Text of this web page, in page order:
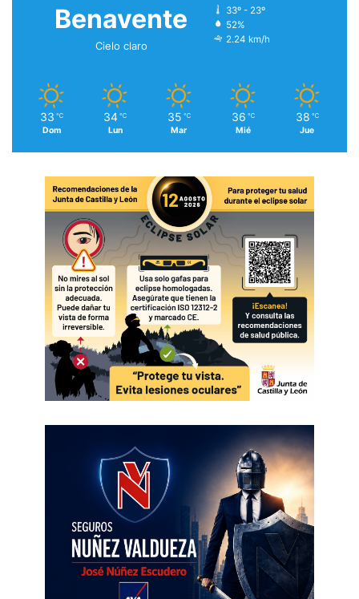
Benavente
Cielo claro
33º - 23º
52%
2.24 km/h
33 ℃
Dom
34 ℃
Lun
35 ℃
Mar
36 ℃
Mié
38 ℃
Jue